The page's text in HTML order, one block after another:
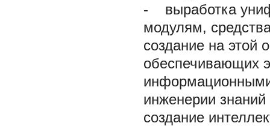
-
выработка
модулям,
создание на этой
обеспечивающих
инженерии
создание